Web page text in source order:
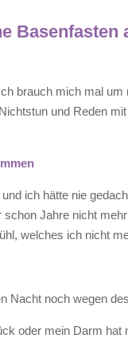
brauch mich mal
und Reden
ich hätte nie
Jahre nicht
welches ich nicht
Nacht noch wegen
oder mein Darm